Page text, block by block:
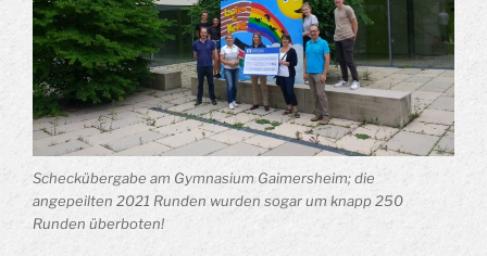
Scheckübergabe am Gymnasium Gaimersheim; die
angepeilten 2021 Runden wurden sogar um knapp 250
Runden überboten!